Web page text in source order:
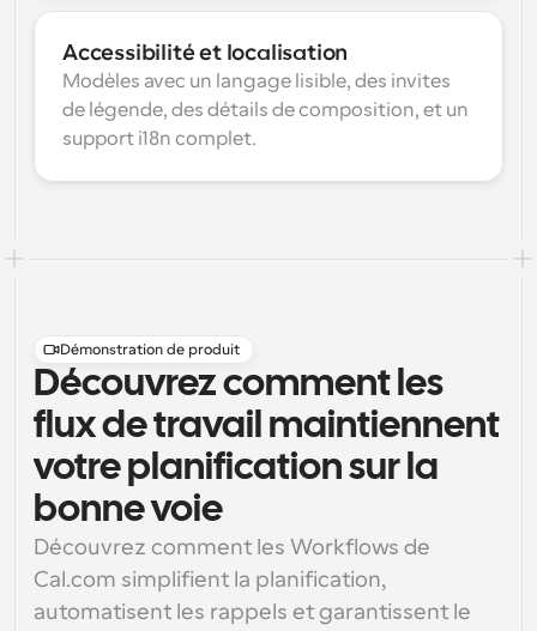
Accessibilité et localisation
Modèles avec un langage lisible, des invites
de légende, des détails de composition, et un
support i18n complet.
Démonstration de produit
Découvrez comment les
flux de travail maintiennent
votre planification sur la
bonne voie
Découvrez comment les Workflows de
Cal.com simplifient la planification,
automatisent les rappels et garantissent le